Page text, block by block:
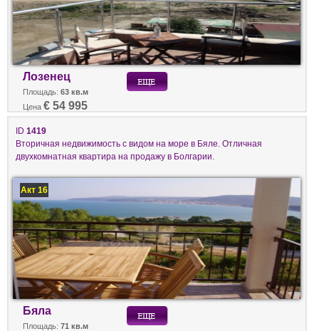
Лозенец
Площадь: 63 кв.м
Цена € 54 995
ID 1419
Вторичная недвижимость с видом на море в Бяле. Отличная
двухкомнатная квартира на продажу в Болгарии.
Акт 16
Бяла
Площадь: 71 кв.м